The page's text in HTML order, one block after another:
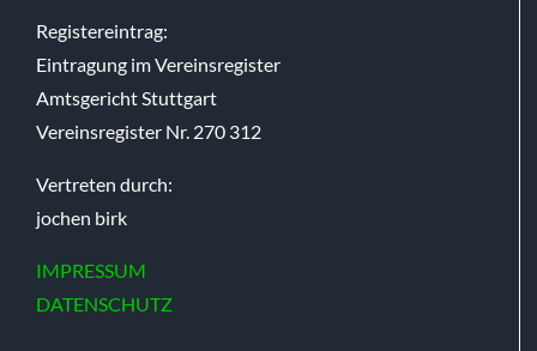
Registereintrag:
Eintragung im Vereinsregister
Amtsgericht Stuttgart
Vereinsregister Nr. 270 312
Vertreten durch:
jochen birk
IMPRESSUM
DATENSCHUTZ